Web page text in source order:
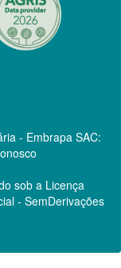
- Embrapa SAC:
sob a Licença
- SemDerivações